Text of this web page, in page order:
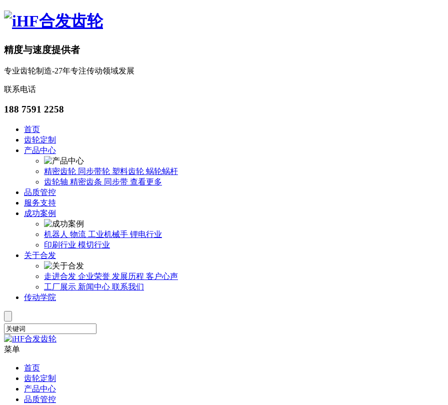
精度与速度提供者
专业齿轮制造-27年专注传动领域发展
联系电话
188 7591 2258
首页
齿轮定制
产品中心
精密齿轮 同步带轮 塑料齿轮 蜗轮蜗杆
齿轮轴 精密齿条 同步带 查看更多
品质管控
服务支持
成功案例
机器人 物流 工业机械手 锂电行业
印刷行业 模切行业
关于合发
走进合发 企业荣誉 发展历程 客户心声
工厂展示 新闻中心 联系我们
传动学院
菜单
首页
齿轮定制
产品中心
品质管控